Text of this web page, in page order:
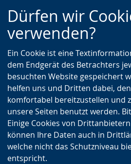
Zur
Zur
Zum
Inhalt
Dürfen wir
verwenden?
Ein Cookie ist eine
dem Endgerät des Betrachters
besuchten Website gespeichert
helfen uns und Dritten dabei,
komfortabel bereitzustellen und
unsere Seiten benutzt werden.
Einige Cookies von Drittanbietern
können Ihre Daten auch in
welche nicht das Schutzniveau
entspricht.